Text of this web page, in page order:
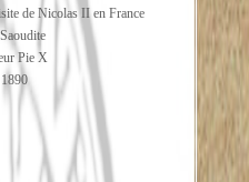
de Nicolas II en France
Pie X